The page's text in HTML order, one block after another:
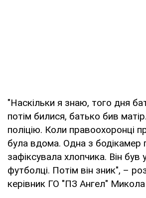
"Наскільки я знаю, того дня
потім билися, батько бив
поліцію. Коли правоохоронці
була вдома. Одна з бодікамер
зафіксувала хлопчика. Він був у
футболці. Потім він зник", –
керівник ГО "ПЗ Ангел"